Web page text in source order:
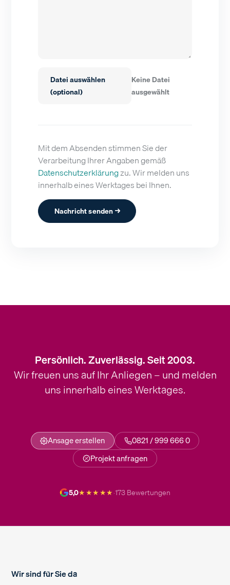
Datei auswählen
(optional)
Keine Datei
ausgewählt
Mit dem Absenden stimmen Sie der
Verarbeitung Ihrer Angaben gemäß
Datenschutzerklärungzu. Wir melden uns
innerhalb eines Werktages bei Ihnen.
Nachricht senden →
Persönlich. Zuverlässig. Seit 2003.
Wir freuen uns auf Ihr Anliegen – und melden
uns innerhalb eines Werktages.
Ansage erstellen
0821 / 999 666 0
Projekt anfragen
5,0★★★★★·173 Bewertungen
Wir sind für Sie da